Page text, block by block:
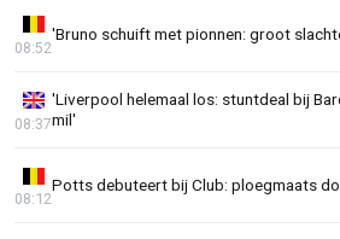
'Bruno schuift met pionnen: groot
08:52
'Liverpool helemaal los: stuntdeal bij
mil'
08:37
Potts debuteert bij Club: ploegmaats
08:12